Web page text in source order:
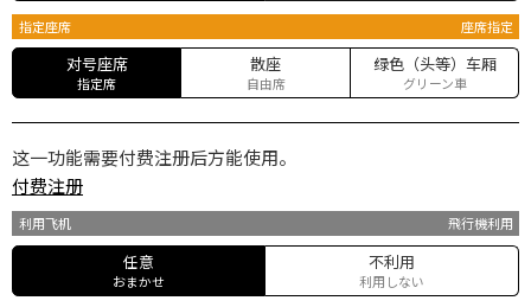
指定座席 座席指定
对号座席
指定席
散座
自由席
绿色（头等）车厢
グリーン車
这一功能需要付费注册后方能使用。
付费注册
利用飞机 飛行機利用
任意
おまかせ
不利用
利用しない